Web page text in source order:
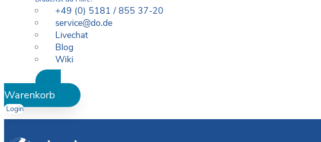
+49 (0) 5181 / 855 37-20
service@do.de
Livechat
Blog
Wiki
Warenkorb
Login